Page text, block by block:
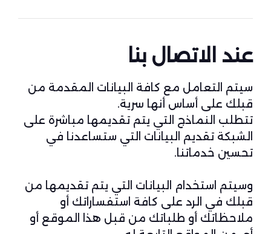
عند الاتصال بنا
سيتم التعامل مع كافة البيانات المقدمة من
قبلك على أساس أنها سرية.
تتطلب النماذج التي يتم تقديمها مباشرة على
الشبكة تقديم البيانات التي ستساعدنا في
تحسين خدماتنا.
وسيتم استخدام البيانات التي يتم تقديمها من
قبلك في الرد على كافة استفساراتك أو
ملاحظاتك أو طلباتك من قبل هذا الموقع أو